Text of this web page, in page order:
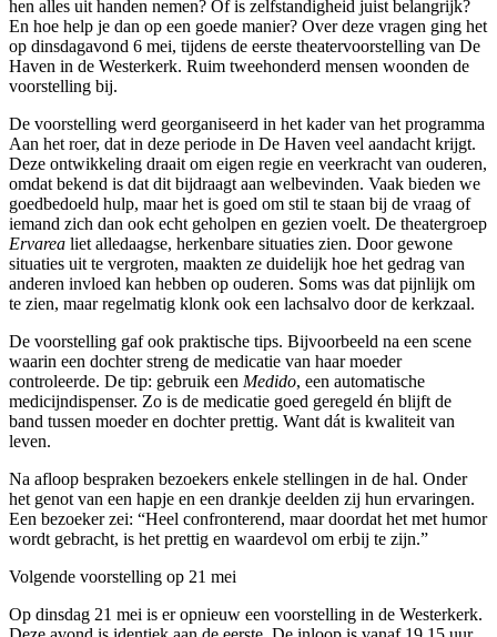
hen alles uit handen nemen? Of is zelfstandigheid juist belangrijk?
En hoe help je dan op een goede manier? Over deze vragen ging het
op dinsdagavond 6 mei, tijdens de eerste theatervoorstelling van De
Haven in de Westerkerk. Ruim tweehonderd mensen woonden de
voorstelling bij.
De voorstelling werd georganiseerd in het kader van het programma
Aan het roer, dat in deze periode in De Haven veel aandacht krijgt.
Deze ontwikkeling draait om eigen regie en veerkracht van ouderen,
omdat bekend is dat dit bijdraagt aan welbevinden. Vaak bieden we
goedbedoeld hulp, maar het is goed om stil te staan bij de vraag of
iemand zich dan ook echt geholpen en gezien voelt. De theatergroep
Ervarea liet alledaagse, herkenbare situaties zien. Door gewone
situaties uit te vergroten, maakten ze duidelijk hoe het gedrag van
anderen invloed kan hebben op ouderen. Soms was dat pijnlijk om
te zien, maar regelmatig klonk ook een lachsalvo door de kerkzaal.
De voorstelling gaf ook praktische tips. Bijvoorbeeld na een scene
waarin een dochter streng de medicatie van haar moeder
controleerde. De tip: gebruik een Medido, een automatische
medicijndispenser. Zo is de medicatie goed geregeld én blijft de
band tussen moeder en dochter prettig. Want dát is kwaliteit van
leven.
Na afloop bespraken bezoekers enkele stellingen in de hal. Onder
het genot van een hapje en een drankje deelden zij hun ervaringen.
Een bezoeker zei: “Heel confronterend, maar doordat het met humor
wordt gebracht, is het prettig en waardevol om erbij te zijn.”
Volgende voorstelling op 21 mei
Op dinsdag 21 mei is er opnieuw een voorstelling in de Westerkerk.